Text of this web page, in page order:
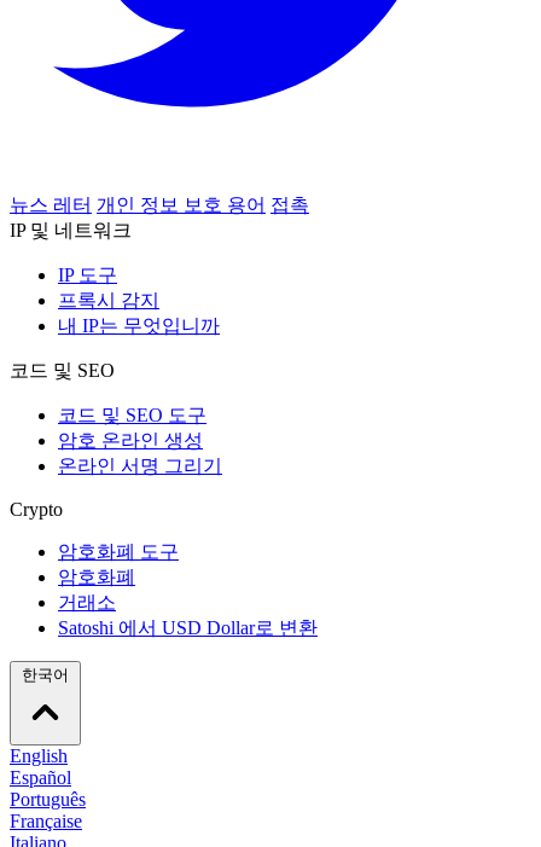
뉴스 레터 개인 정보 보호 용어 접촉
IP 및 네트워크
IP 도구
프록시 감지
내 IP는 무엇입니까
코드 및 SEO
코드 및 SEO 도구
암호 온라인 생성
온라인 서명 그리기
Crypto
암호화폐 도구
암호화폐
거래소
Satoshi 에서 USD Dollar로 변환
English
Español
Português
Française